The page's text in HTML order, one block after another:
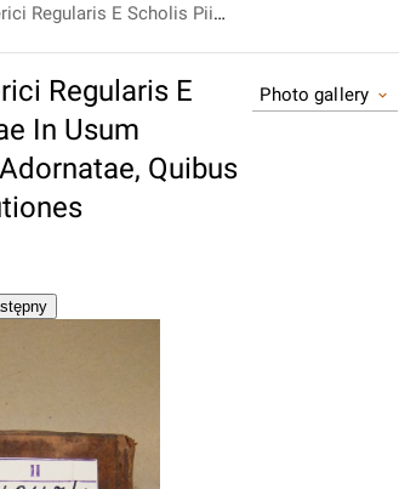
Floriani Dalham Clerici Regularis E Scholis Piis, [...] Institutiones Physicae In Usum Nobilissimorum Suorum Auditorum Adornatae, Quibus Ceu Subsidium Praemittuntur Institutiones Mathematicae. T. 1. [...].
Regularis E
In Usum
Quibus
Photo gallery